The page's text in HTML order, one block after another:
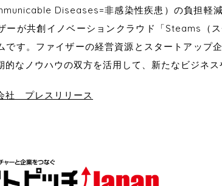
Diseases=非感染性疾患）の負担軽
ーが共創イノベーションクラウド「Steams（
です。ファイザーの経営資源とスタートアップ
的なノウハウの双方を活用して、新たなビジネス
社 プレスリリース